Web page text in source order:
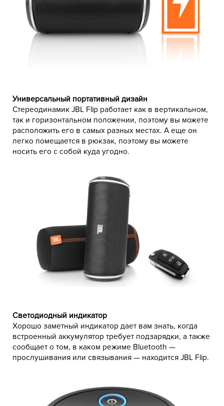
Универсальный портативный дизайн
Стереодинамик JBL Flip работает как в вертикальном,
так и горизонтальном положении, поэтому вы можете
расположить его в самых разных местах. А еще он
легко помещается в рюкзак, поэтому вы можете
носить его с собой куда угодно.
Светодиодный индикатор
Хорошо заметный индикатор дает вам знать, когда
встроенный аккумулятор требует подзарядки, а также
сообщает о том, в каком режиме Bluetooth —
прослушивания или связывания — находится JBL Flip.